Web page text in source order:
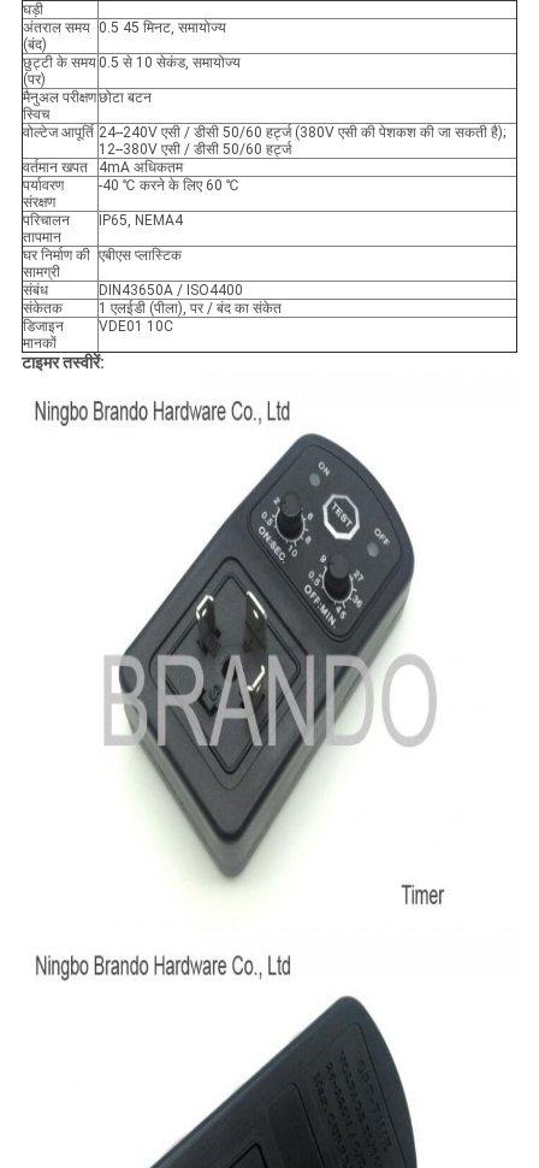
घड़ी
अंतराल समय
(बंद)
0.5 45 मिनट, समायोज्य
छुट्टी के समय
(पर)
0.5 से 10 सेकंड, समायोज्य
मैनुअल परीक्षण
स्विच
छोटा बटन
वोल्टेज आपूर्ति 24--240V एसी / डीसी 50/60 हर्ट्ज (380V एसी की पेशकश की जा सकती है);
12--380V एसी / डीसी 50/60 हर्ट्ज
वर्तमान खपत
4mA अधिकतम
पर्यावरण
संरक्षण
-40 ℃ करने के लिए 60 ℃
परिचालन
तापमान
IP65, NEMA4
घर निर्माण की
सामग्री
एबीएस प्लास्टिक
संबंध
DIN43650A / ISO4400
संकेतक
1 एलईडी (पीला), पर / बंद का संकेत
डिजाइन
मानकों
VDE01 10C
टाइमर तस्वीरें: